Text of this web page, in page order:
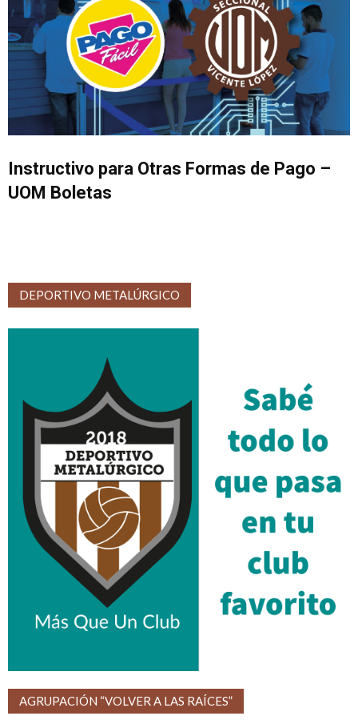
Instructivo para Otras Formas de Pago –
UOM Boletas
DEPORTIVO METALÚRGICO
AGRUPACIÓN “VOLVER A LAS RAÍCES”